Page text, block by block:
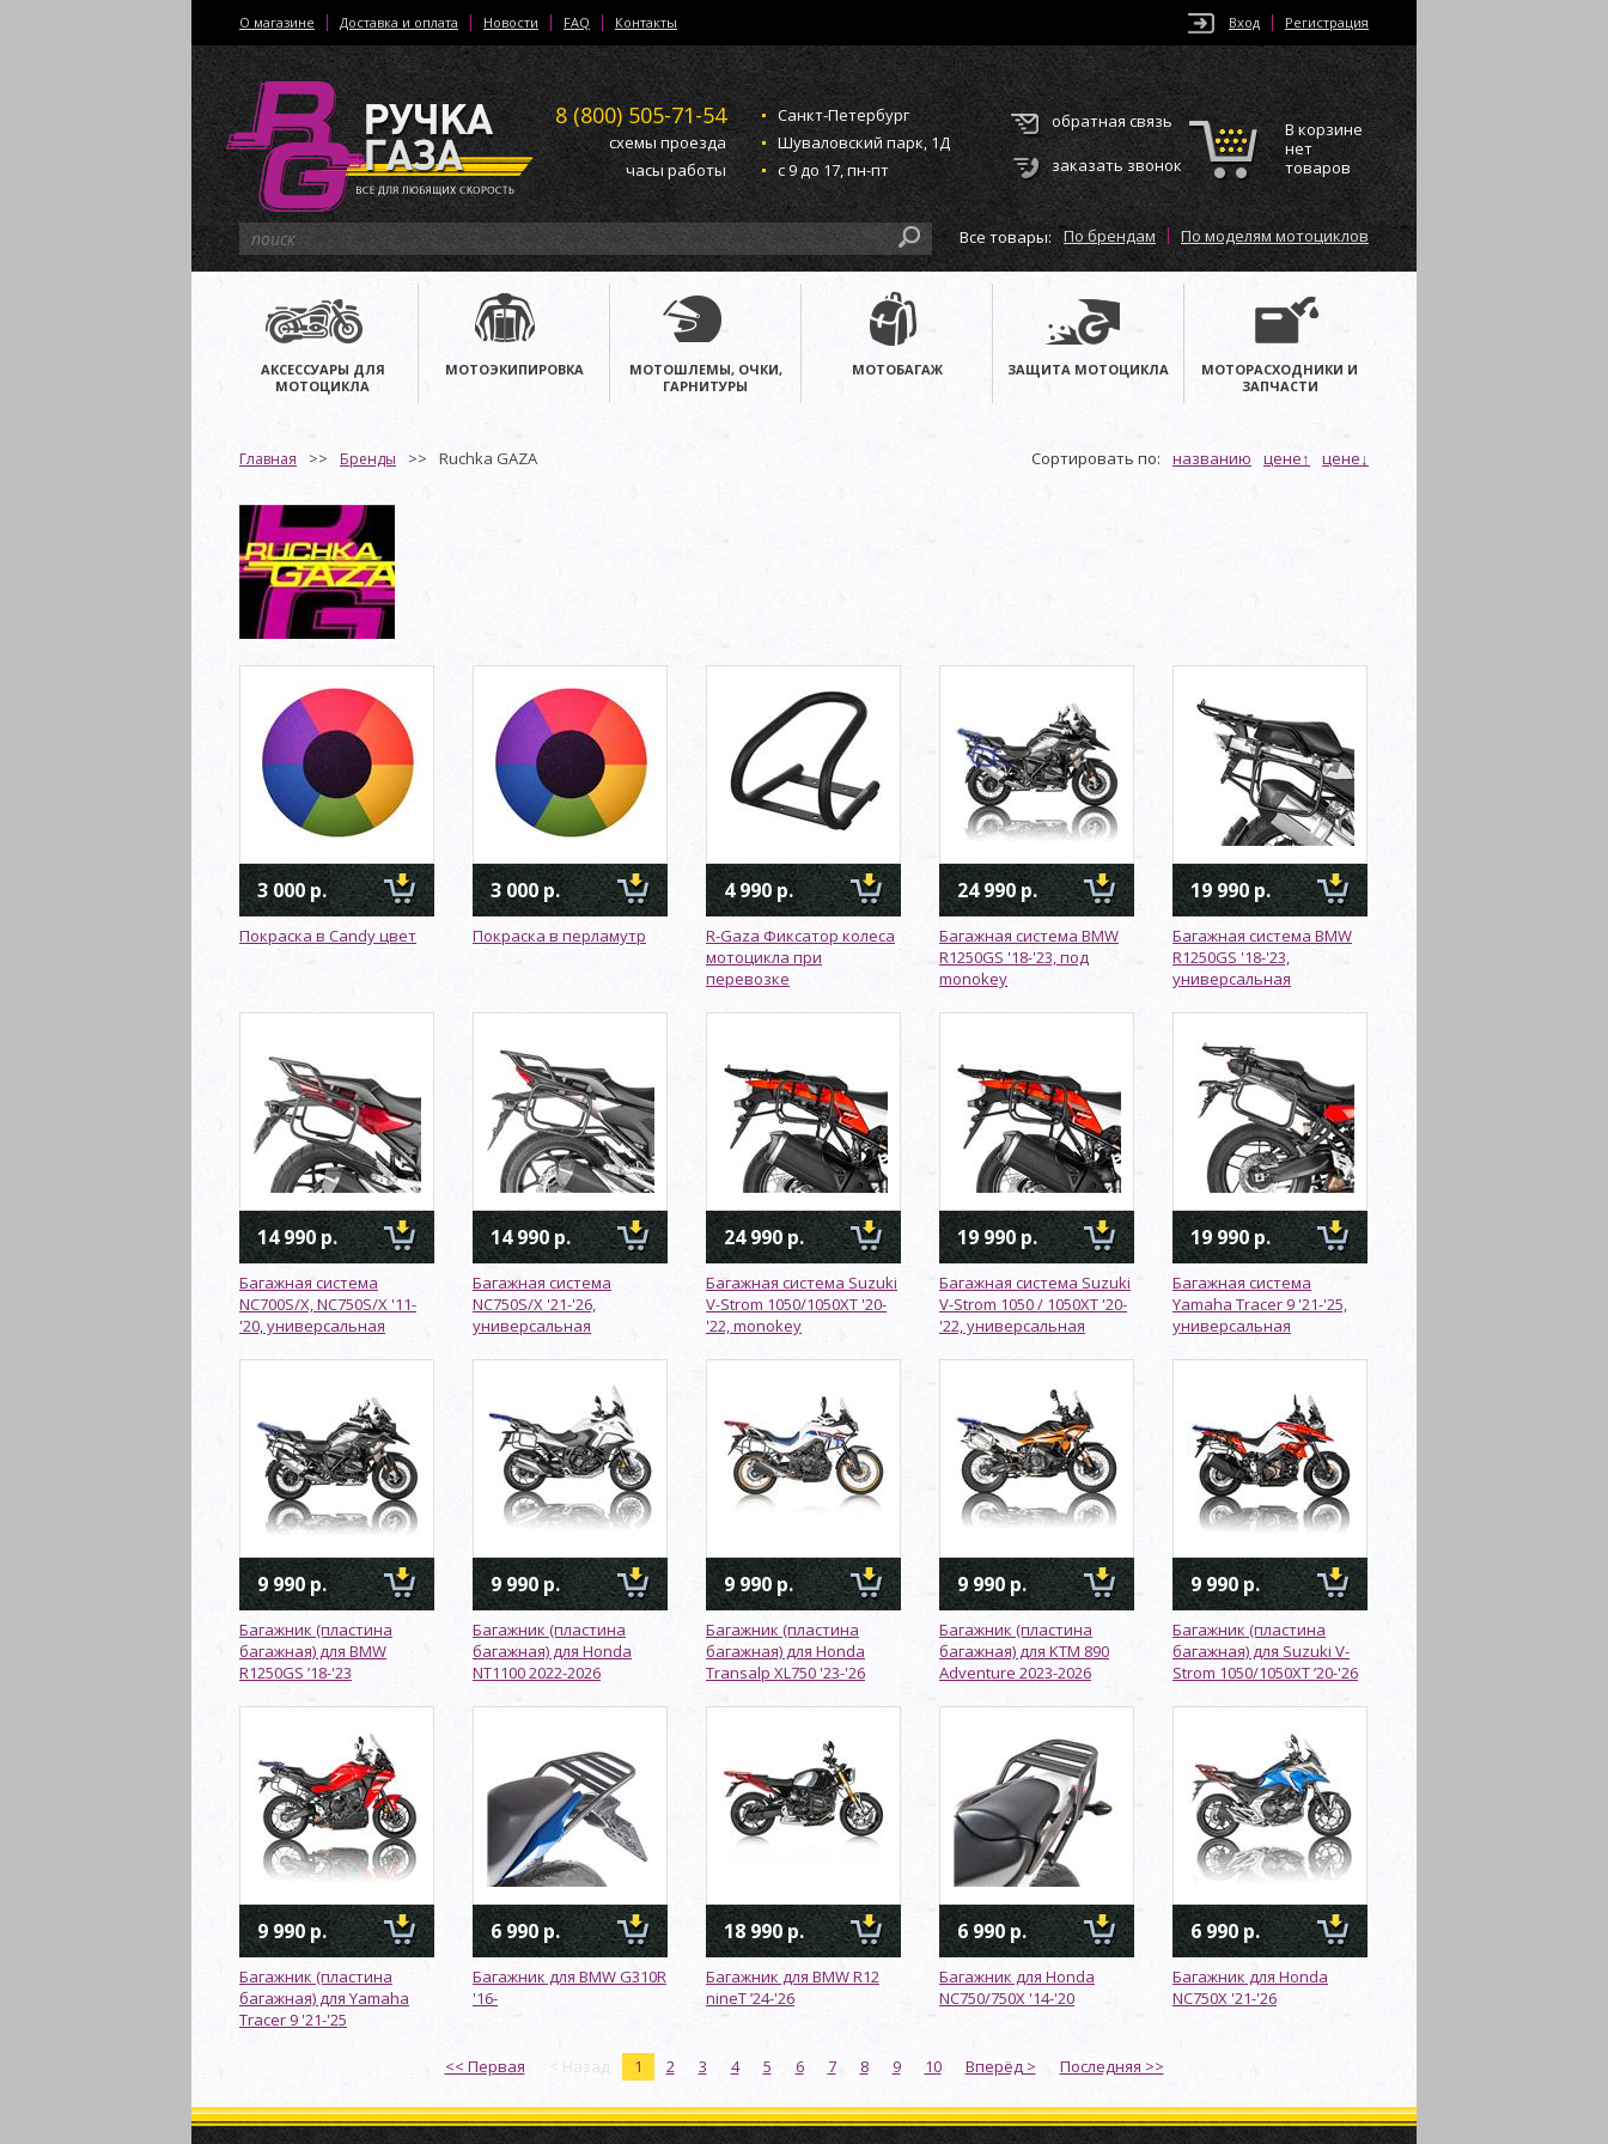
Вход Регистрация
О магазине Доставка и оплата Новости FAQ Контакты
8 (800) 505-71-54
схемы проезда
часы работы
Санкт-Петербург
Шуваловский парк, 1Д
с 9 до 17, пн-пт
обратная связь
заказать звонок
В корзине
нет
товаров
Все товары: По брендам По моделям мотоциклов
АКСЕССУАРЫ ДЛЯ
МОТОЦИКЛА
МОТОЭКИПИРОВКА
МОТОШЛЕМЫ, ОЧКИ,
ГАРНИТУРЫ
МОТОБАГАЖ ЗАЩИТА МОТОЦИКЛА
МОТОРАСХОДНИКИ И
ЗАПЧАСТИ
Главная Бренды Ruchka GAZA Сортировать по: названию цене↑ цене↓
3 000 р.
Покраска в Candy цвет
3 000 р.
Покраска в перламутр
4 990 р.
R-Gaza Фиксатор колеса
мотоцикла при
перевозке
24 990 р.
Багажная система BMW
R1250GS '18-'23, под
monokey
19 990 р.
Багажная система BMW
R1250GS '18-'23,
универсальная
14 990 р.
Багажная система
NC700S/X, NC750S/X '11-
'20, универсальная
14 990 р.
Багажная система
NC750S/X '21-'26,
универсальная
24 990 р.
Багажная система Suzuki
V-Strom 1050/1050XT '20-
'22, monokey
19 990 р.
Багажная система Suzuki
V-Strom 1050 / 1050XT '20-
'22, универсальная
19 990 р.
Багажная система
Yamaha Tracer 9 '21-'25,
универсальная
9 990 р.
Багажник (пластина
багажная) для BMW
R1250GS ’18-'23
9 990 р.
Багажник (пластина
багажная) для Honda
NT1100 2022-2026
9 990 р.
Багажник (пластина
багажная) для Honda
Transalp XL750 '23-'26
9 990 р.
Багажник (пластина
багажная) для KTM 890
Adventure 2023-2026
9 990 р.
Багажник (пластина
багажная) для Suzuki V-
Strom 1050/1050XT ’20-'26
9 990 р.
Багажник (пластина
багажная) для Yamaha
Tracer 9 '21-'25
6 990 р.
Багажник для BMW G310R
'16-
18 990 р.
Багажник для BMW R12
nineT ’24-'26
6 990 р.
Багажник для Honda
NC750/750X '14-'20
6 990 р.
Багажник для Honda
NC750X '21-'26
<< Первая < Назад 1 2 3 4 5 6 7 8 9 10 Вперёд > Последняя >>